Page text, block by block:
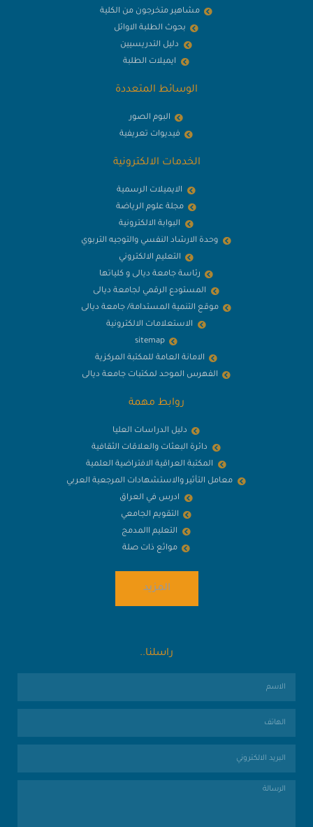
مشاهير متخرجون من الكلية
بحوث الطلبة الاوائل
دليل التدريسيين
ايميلات الطلبة
الوسائط المتعددة
البوم الصور
فيديوات تعريفية
الخدمات الالكترونية
الايميلات الرسمية
مجلة علوم الرياضة
البوابة الالكترونية
وحدة الارشاد النفسي والتوجيه التربوي
التعليم الالكتروني
رئاسة جامعة ديالى و كلياتها
المستودع الرقمي لجامعة ديالى
موقع التنمية المستدامة/ جامعة ديالى
الاستعلامات الالكترونية
sitemap
الامانة العامة للمكتبة المركزية
الفهرس الموحد لمكتبات جامعة ديالى
روابط مهمة
دليل الدراسات العليا
دائرة البعثات والعلاقات الثقافية
المكتبة العراقية الافتراضية العلمية
معامل التأثير والاستشهادات المرجعية العربي
ادرس في العراق
التقويم الجامعي
التعليم االمدمج
مواثع ذات صلة
المزيد
راسلنا..